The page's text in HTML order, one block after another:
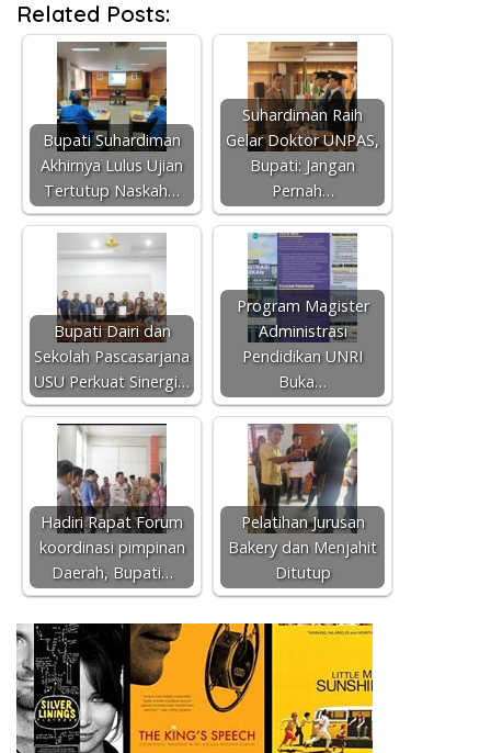
Related Posts:
Bupati Suhardiman
Akhirnya Lulus Ujian
Tertutup Naskah…
Suhardiman Raih
Gelar Doktor UNPAS,
Bupati: Jangan
Pernah…
Bupati Dairi dan
Sekolah Pascasarjana
USU Perkuat Sinergi…
Program Magister
Administrasi
Pendidikan UNRI
Buka…
Hadiri Rapat Forum
koordinasi pimpinan
Daerah, Bupati…
Pelatihan Jurusan
Bakery dan Menjahit
Ditutup